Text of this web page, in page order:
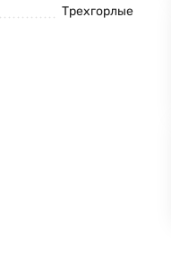
Трехгорлые